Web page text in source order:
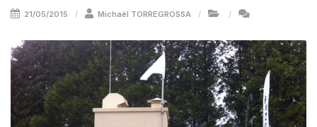
21/05/2015 Michaël TORREGROSSA